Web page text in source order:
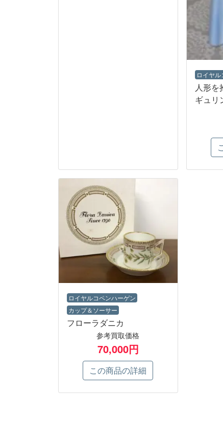
ロイヤ
人形
ギュリ
ロイヤルコペンハーゲン
カップ＆ソーサー
フローラダニカ
参考買取価格
70,000円
この商品の詳細